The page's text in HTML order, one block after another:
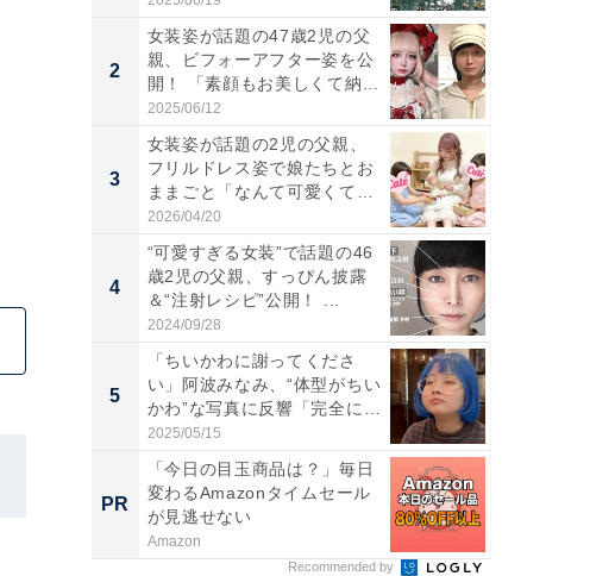
2
女装姿が話題の47歳2児の父
親、ビフォーアフター姿を公
開！ 「素顔もお美しくて納...
2025/06/12
3
女装姿が話題の2児の父親、
フリルドレス姿で娘たちとお
ままごと「なんて可愛くて平
和...
2026/04/20
4
“可愛すぎる女装”で話題の46
歳2児の父親、すっぴん披露
＆“注射レシピ”公開！ ...
2024/09/28
5
「ちいかわに謝ってくださ
い」阿波みなみ、“体型がちい
かわ”な写真に反響「完全に
一...
2025/05/15
PR
「今日の目玉商品は？」毎日
変わるAmazonタイムセール
が見逃せない
Amazon
Recommended by